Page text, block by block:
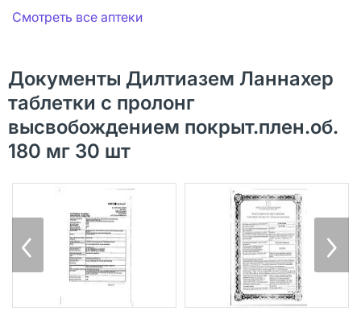
Смотреть все аптеки
Документы Дилтиазем Ланнахер
таблетки с пролонг
высвобождением покрыт.плен.об.
180 мг 30 шт